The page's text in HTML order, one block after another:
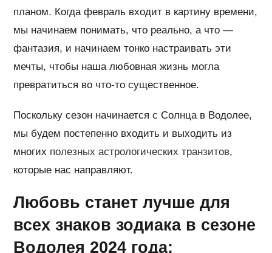
планом. Когда февраль входит в картину времени,
мы начинаем понимать, что реально, а что —
фантазия, и начинаем тонко настраивать эти
мечты, чтобы наша любовная жизнь могла
превратиться во что-то существенное.
Поскольку сезон начинается с Солнца в Водолее,
мы будем постепенно входить и выходить из
многих полезных астрологических транзитов,
которые нас направляют.
Любовь станет лучше для
всех знаков зодиака в сезоне
Водолея 2024 года: